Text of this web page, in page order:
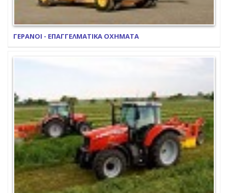
ΓΕΡΑΝΟΙ - ΕΠΑΓΓΕΛΜΑΤΙΚΑ ΟΧΗΜΑΤΑ